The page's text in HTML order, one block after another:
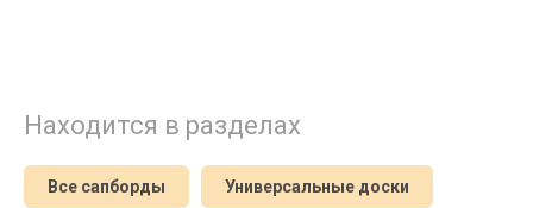
Находится в разделах
Все сапборды Универсальные доски